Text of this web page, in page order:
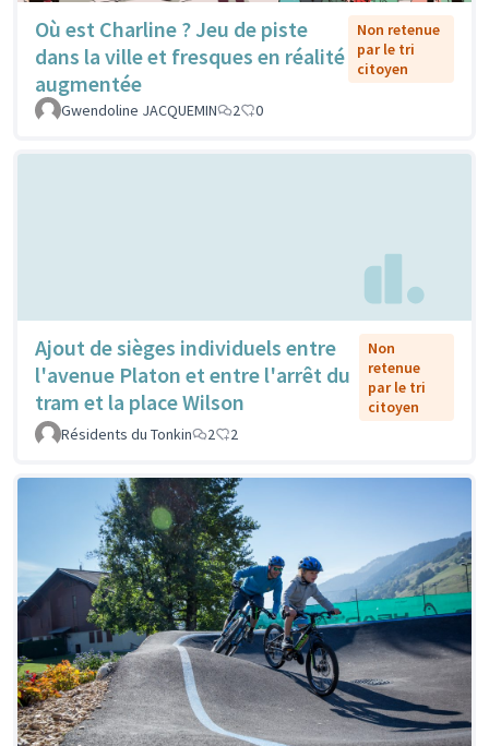
Où est Charline ? Jeu de piste
dans la ville et fresques en réalité
augmentée
Non retenue
par le tri
citoyen
Gwendoline JACQUEMIN 2 0
Ajout de sièges individuels entre
l'avenue Platon et entre l'arrêt du
tram et la place Wilson
Non
retenue
par le tri
citoyen
Résidents du Tonkin
2 2